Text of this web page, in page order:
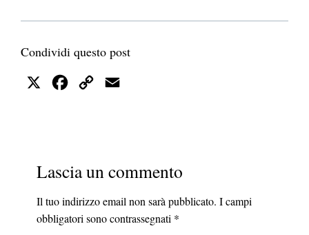
Condividi questo post
X FacebookCopy
Lascia un commento
Il tuo indirizzo email non sarà pubblicato. I campi
obbligatori sono contrassegnati *